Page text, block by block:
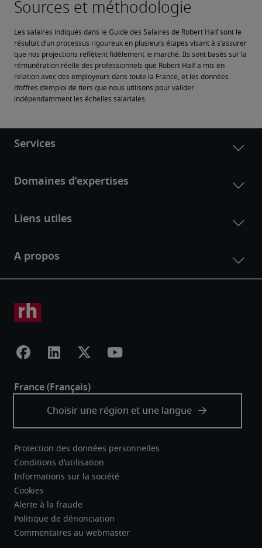
Les salaires indiqués dans le Guide des Salaires de Robert Half sont le
résultat d’un processus rigoureux en plusieurs étapes visant à s’assurer
que nos projections reflètent fidèlement le marché. Ils sont basés sur la
rémunération réelle des professionnels que Robert Half a mis en
relation avec des employeurs dans toute la France, et les données
d’offres d’emploi de tiers que nous utilisons pour valider
indépendamment les échelles salariales.
Protection des données personnelles
Conditions d’utilisation
Informations sur la société
Cookies
Alerte à la fraude
Politique de dénonciation
Commentaires au webmaster